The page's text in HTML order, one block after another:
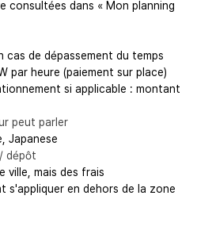
consultées dans « Mon planning
cas de dépassement du temps
par heure (paiement sur place)
si applicable : montant
peut parler
Japanese
dépôt
ville, mais des frais
s'appliquer en dehors de la zone